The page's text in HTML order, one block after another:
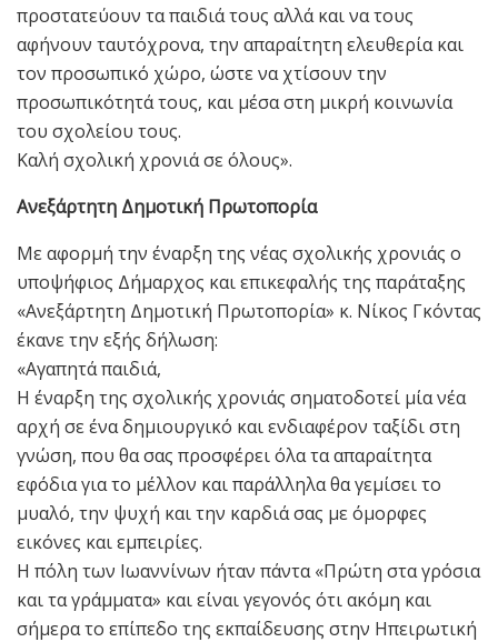
προστατεύουν τα παιδιά τους αλλά και να τους
αφήνουν ταυτόχρονα, την απαραίτητη ελευθερία και
τον προσωπικό χώρο, ώστε να χτίσουν την
προσωπικότητά τους, και μέσα στη μικρή κοινωνία
του σχολείου τους.
Καλή σχολική χρονιά σε όλους».
Ανεξάρτητη Δημοτική Πρωτοπορία
Με αφορμή την έναρξη της νέας σχολικής χρονιάς ο
υποψήφιος Δήμαρχος και επικεφαλής της παράταξης
«Ανεξάρτητη Δημοτική Πρωτοπορία» κ. Νίκος Γκόντας
έκανε την εξής δήλωση:
«Αγαπητά παιδιά,
Η έναρξη της σχολικής χρονιάς σηματοδοτεί μία νέα
αρχή σε ένα δημιουργικό και ενδιαφέρον ταξίδι στη
γνώση, που θα σας προσφέρει όλα τα απαραίτητα
εφόδια για το μέλλον και παράλληλα θα γεμίσει το
μυαλό, την ψυχή και την καρδιά σας με όμορφες
εικόνες και εμπειρίες.
Η πόλη των Ιωαννίνων ήταν πάντα «Πρώτη στα γρόσια
και τα γράμματα» και είναι γεγονός ότι ακόμη και
σήμερα το επίπεδο της εκπαίδευσης στην Ηπειρωτική